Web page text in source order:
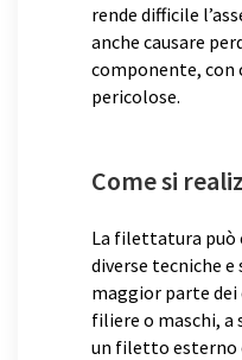
rende difficile
anche causare
componente, con
pericolose.
Come si
La filettatura può
diverse tecniche
maggior parte dei
filiere o maschi, a
un filetto esterno